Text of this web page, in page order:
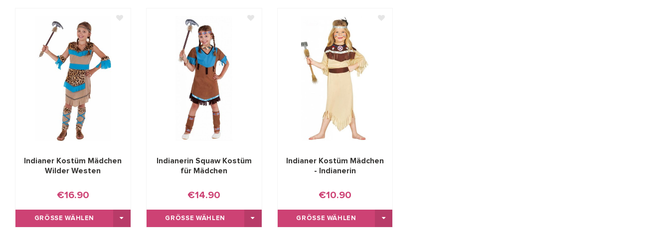
Indianer Kostüm Mädchen
Wilder Westen
€16.90
GRÖSSE WÄHLEN
Indianerin Squaw Kostüm
für Mädchen
€14.90
GRÖSSE WÄHLEN
Indianer Kostüm Mädchen
- Indianerin
€10.90
GRÖSSE WÄHLEN